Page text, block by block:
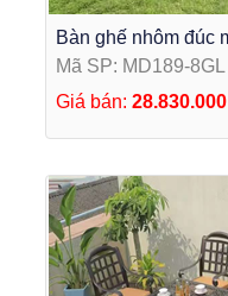
Bàn ghế nhôm đúc
bàn 8 ghế MD189-GL
Mã SP: MD189-8GL
Giá bán: